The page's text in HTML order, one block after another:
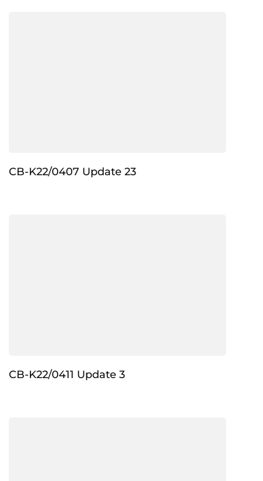
CB-K22/0407 Update 23
CB-K22/0411 Update 3